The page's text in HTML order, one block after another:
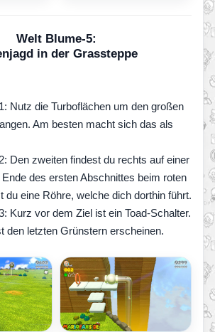
Welt Blume-5:
in der Grassteppe
Nutz die Turboflächen um den großen
Am besten macht sich das als
Den zweiten findest du rechts auf einer
des ersten Abschnittes beim roten
du eine Röhre, welche dich dorthin führt.
Kurz vor dem Ziel ist ein Toad-Schalter.
den letzten Grünstern erscheinen.